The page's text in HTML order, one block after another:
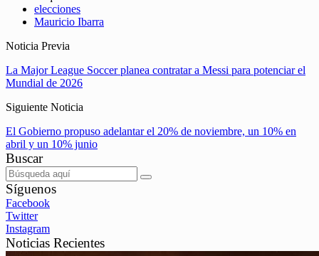
elecciones
Mauricio Ibarra
Noticia Previa
La Major League Soccer planea contratar a Messi para potenciar el
Mundial de 2026
Siguiente Noticia
El Gobierno propuso adelantar el 20% de noviembre, un 10% en
abril y un 10% junio
Buscar
Síguenos
Facebook
Twitter
Instagram
Noticias Recientes